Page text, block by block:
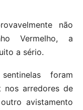
não
Vermelho, a
a sério.
foram
nos arredores de
avistamento